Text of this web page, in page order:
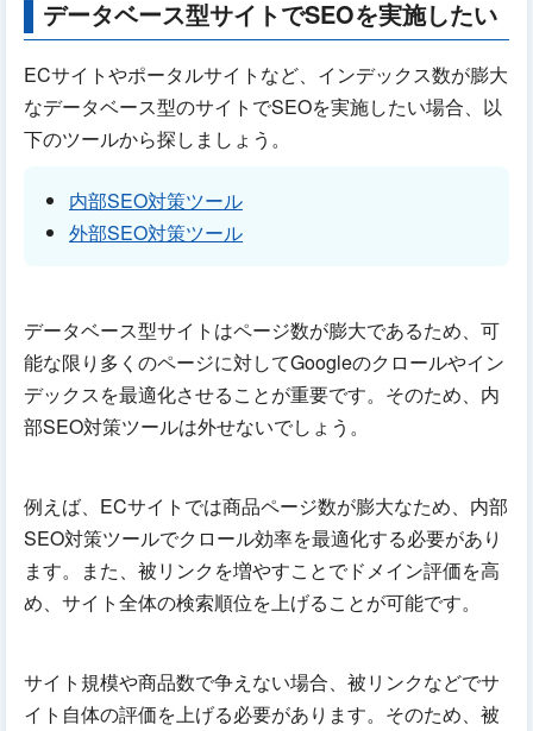
データベース型サイトでSEOを実施したい
ECサイトやポータルサイトなど、インデックス数が膨大
なデータベース型のサイトでSEOを実施したい場合、以
下のツールから探しましょう。
内部SEO対策ツール
外部SEO対策ツール
データベース型サイトはページ数が膨大であるため、可
能な限り多くのページに対してGoogleのクロールやイン
デックスを最適化させることが重要です。そのため、内
部SEO対策ツールは外せないでしょう。
例えば、ECサイトでは商品ページ数が膨大なため、内部
SEO対策ツールでクロール効率を最適化する必要があり
ます。また、被リンクを増やすことでドメイン評価を高
め、サイト全体の検索順位を上げることが可能です。
サイト規模や商品数で争えない場合、被リンクなどでサ
イト自体の評価を上げる必要があります。そのため、被